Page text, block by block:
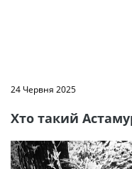
24 Червня 2025
Хто такий